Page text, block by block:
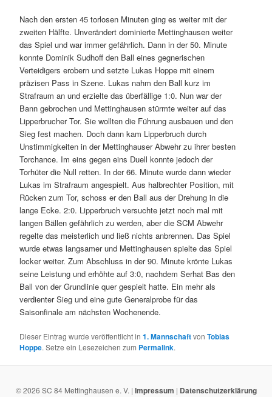
Nach den ersten 45 torlosen Minuten ging es weiter mit der
zweiten Hälfte. Unverändert dominierte Mettinghausen weiter
das Spiel und war immer gefährlich. Dann in der 50. Minute
konnte Dominik Sudhoff den Ball eines gegnerischen
Verteidigers erobern und setzte Lukas Hoppe mit einem
präzisen Pass in Szene. Lukas nahm den Ball kurz im
Strafraum an und erzielte das überfällige 1:0. Nun war der
Bann gebrochen und Mettinghausen stürmte weiter auf das
Lipperbrucher Tor. Sie wollten die Führung ausbauen und den
Sieg fest machen. Doch dann kam Lipperbruch durch
Unstimmigkeiten in der Mettinghauser Abwehr zu ihrer besten
Torchance. Im eins gegen eins Duell konnte jedoch der
Torhüter die Null retten. In der 66. Minute wurde dann wieder
Lukas im Strafraum angespielt. Aus halbrechter Position, mit
Rücken zum Tor, schoss er den Ball aus der Drehung in die
lange Ecke. 2:0. Lipperbruch versuchte jetzt noch mal mit
langen Bällen gefährlich zu werden, aber die SCM Abwehr
regelte das meisterlich und ließ nichts anbrennen. Das Spiel
wurde etwas langsamer und Mettinghausen spielte das Spiel
locker weiter. Zum Abschluss in der 90. Minute krönte Lukas
seine Leistung und erhöhte auf 3:0, nachdem Serhat Bas den
Ball von der Grundlinie quer gespielt hatte. Ein mehr als
verdienter Sieg und eine gute Generalprobe für das
Saisonfinale am nächsten Wochenende.
Dieser Eintrag wurde veröffentlicht in1. MannschaftvonTobias
Hoppe. Setze ein Lesezeichen zum Permalink.
© 2026 SC 84 Mettinghausen e. V. | Impressum | Datenschutzerklärung